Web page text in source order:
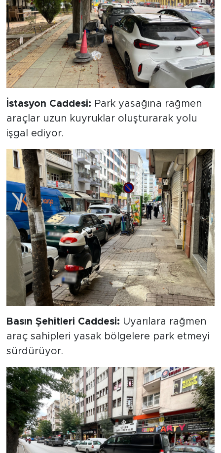
İstasyon Caddesi: Park yasağına rağmen
araçlar uzun kuyruklar oluşturarak yolu
işgal ediyor.
Basın Şehitleri Caddesi: Uyarılara rağmen
araç sahipleri yasak bölgelere park etmeyi
sürdürüyor.